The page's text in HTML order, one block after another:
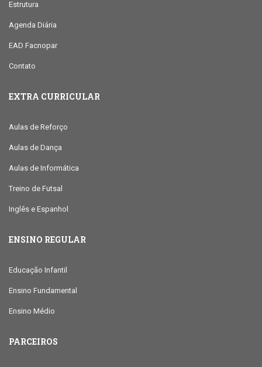
Estrutura
Agenda Diária
EAD Facnopar
Contato
EXTRA CURRICULAR
Aulas de Reforço
Aulas de Dança
Aulas de Informática
Treino de Futsal
Inglês e Espanhol
ENSINO REGULAR
Educação Infantil
Ensino Fundamental
Ensino Médio
PARCEIROS